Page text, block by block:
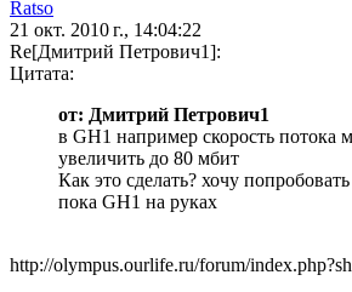
Ratso
21 окт. 2010 г., 14:04:22
Re[Дмитрий Петрович1]:
Цитата:
от: Дмитрий Петрович1
в GH1 например скорость потока
увеличить до 80 мбит
Как это сделать? хочу попробовать
пока GH1 на руках
http://olympus.ourlife.ru/forum/